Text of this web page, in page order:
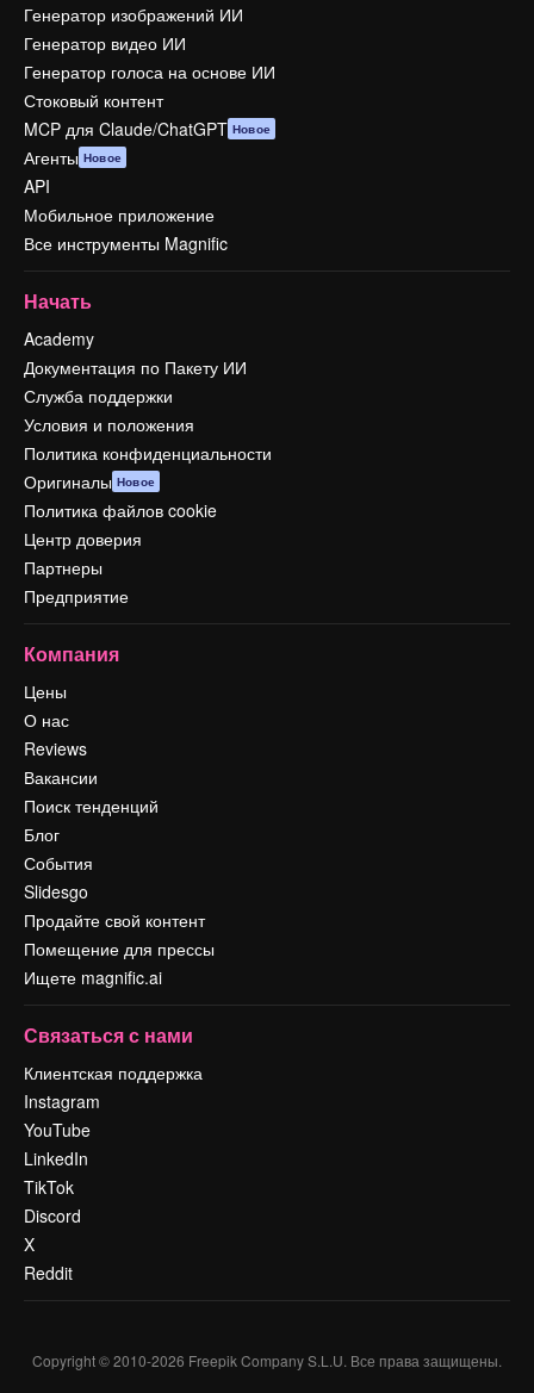
Генератор изображений ИИ
Генератор видео ИИ
Генератор голоса на основе ИИ
Стоковый контент
MCP для Claude/ChatGPT Новое
Агенты Новое
API
Мобильное приложение
Все инструменты Magnific
Начать
Academy
Документация по Пакету ИИ
Служба поддержки
Условия и положения
Политика конфиденциальности
Оригиналы Новое
Политика файлов cookie
Центр доверия
Партнеры
Предприятие
Компания
Цены
О нас
Reviews
Вакансии
Поиск тенденций
Блог
События
Slidesgo
Продайте свой контент
Помещение для прессы
Ищете magnific.ai
Связаться с нами
Клиентская поддержка
Instagram
YouTube
LinkedIn
TikTok
Discord
X
Reddit
Copyright © 2010-2026 Freepik Company S.L.U. Все права защищены.